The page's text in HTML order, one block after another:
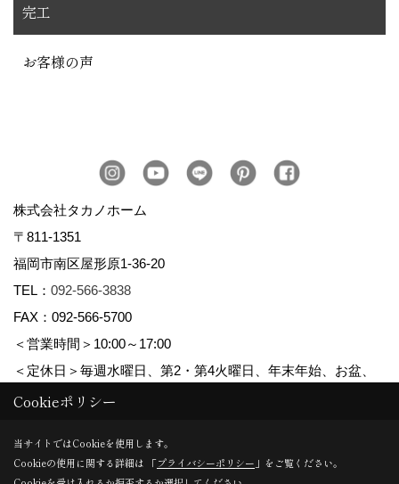
完工
お客様の声
株式会社タカノホーム
〒811-1351
福岡市南区屋形原1-36-20
TEL： 092-566-3838
FAX：092-566-5700
＜営業時間＞10:00～17:00
＜定休日＞毎週水曜日、第2・第4火曜日、年末年始、お盆、
ゴールデンウィーク、夏季休暇
Copyright (c) TAKANO CONSTRUCTION CO.,LTD. All Rights Reserved.
Cookieポリシー
当サイトではCookieを使用します。
Cookieの使用に関する詳細は 「プライバシーポリシー 」をご覧ください。